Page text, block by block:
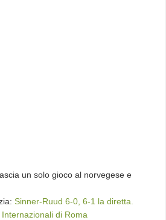
un solo gioco al norvegese e
Sinner-Ruud 6-0, 6-1 la diretta.
di Roma